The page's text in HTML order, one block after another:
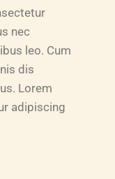
nec
leo. Cum
dis
Lorem
adipiscing